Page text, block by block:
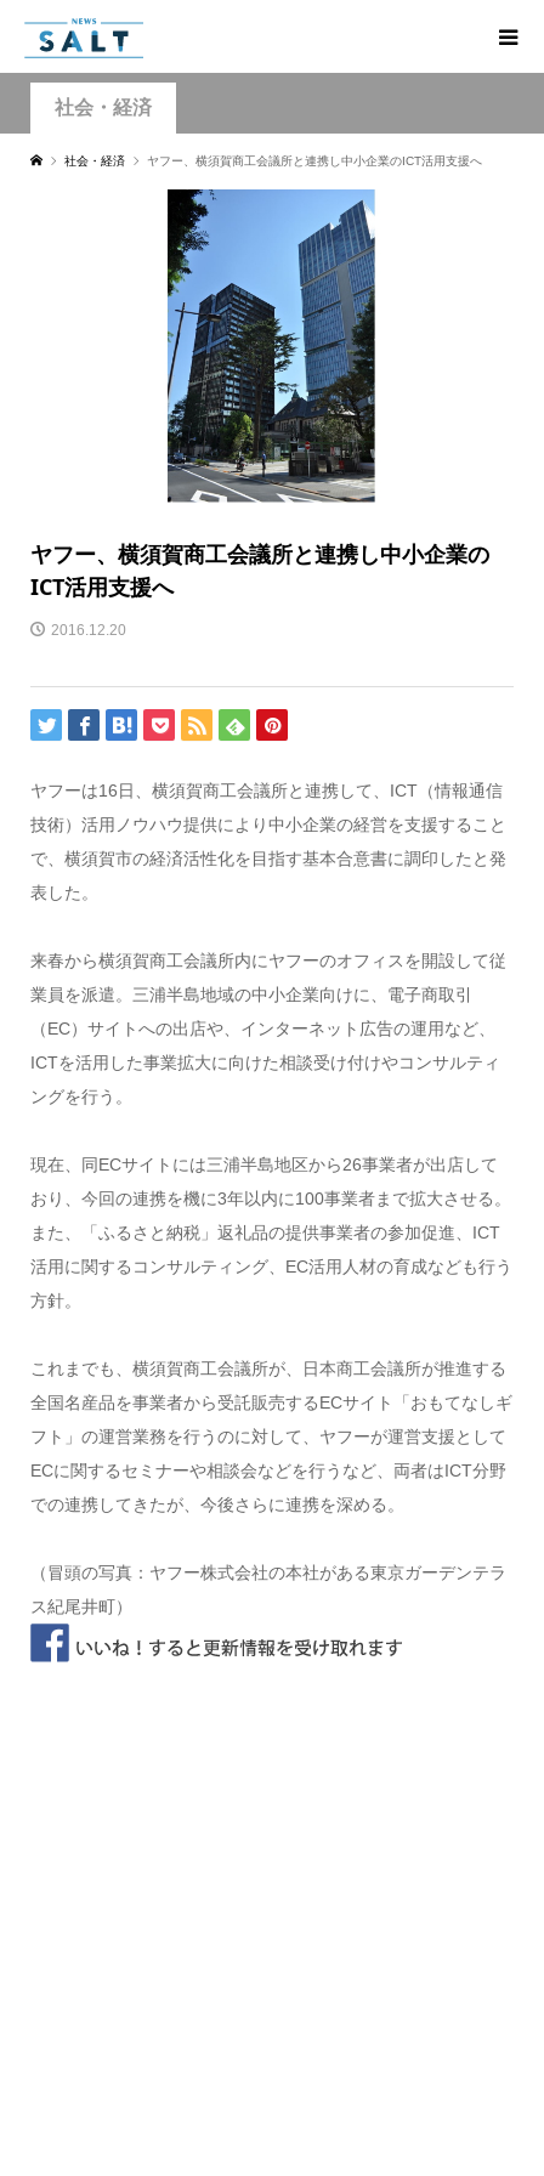
社会・経済
社会・経済 ヤフー、横須賀商工会議所と連携し中小企業のICT活用支援へ
ヤフー、横須賀商工会議所と連携し中小企業の
ICT活用支援へ
2016.12.20
ヤフーは16日、横須賀商工会議所と連携して、ICT（情報通信
技術）活用ノウハウ提供により中小企業の経営を支援すること
で、横須賀市の経済活性化を目指す基本合意書に調印したと発
表した。
来春から横須賀商工会議所内にヤフーのオフィスを開設して従
業員を派遣。三浦半島地域の中小企業向けに、電子商取引
（EC）サイトへの出店や、インターネット広告の運用など、
ICTを活用した事業拡大に向けた相談受け付けやコンサルティ
ングを行う。
現在、同ECサイトには三浦半島地区から26事業者が出店して
おり、今回の連携を機に3年以内に100事業者まで拡大させる。
また、「ふるさと納税」返礼品の提供事業者の参加促進、ICT
活用に関するコンサルティング、EC活用人材の育成なども行う
方針。
これまでも、横須賀商工会議所が、日本商工会議所が推進する
全国名産品を事業者から受託販売するECサイト「おもてなしギ
フト」の運営業務を行うのに対して、ヤフーが運営支援として
ECに関するセミナーや相談会などを行うなど、両者はICT分野
での連携してきたが、今後さらに連携を深める。
（冒頭の写真：ヤフー株式会社の本社がある東京ガーデンテラ
ス紀尾井町）